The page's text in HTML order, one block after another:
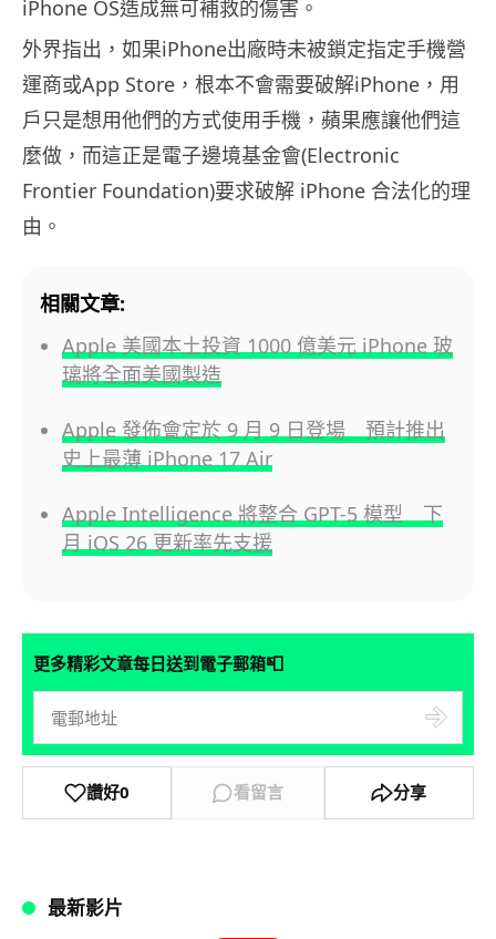
iPhone OS造成無可補救的傷害。
外界指出，如果iPhone出廠時未被鎖定指定手機營
運商或App Store，根本不會需要破解iPhone，用
戶只是想用他們的方式使用手機，蘋果應讓他們這
麼做，而這正是電子邊境基金會(Electronic
Frontier Foundation)要求破解 iPhone 合法化的理
由。
相關文章:
Apple 美國本土投資 1000 億美元 iPhone 玻
璃將全面美國製造
Apple 發佈會定於 9 月 9 日登場 預計推出
史上最薄 iPhone 17 Air
Apple Intelligence 將整合 GPT-5 模型 下
月 iOS 26 更新率先支援
更多精彩文章每日送到電子郵箱📮
讚好0 看留言 分享
最新影片